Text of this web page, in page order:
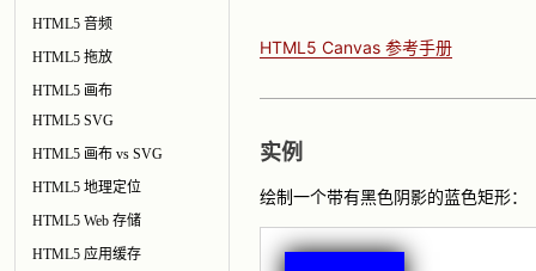
HTML5 音频
HTML5 拖放
HTML5 画布
HTML5 SVG
HTML5 画布 vs SVG
HTML5 地理定位
HTML5 Web 存储
HTML5 应用缓存
HTML5 Canvas 参考手册
实例
绘制一个带有黑色阴影的蓝色矩形：